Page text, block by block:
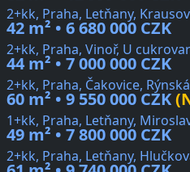
2+kk, Praha, Letňany,
42 m² • 6 680 000 CZK
2+kk, Praha, Vinoř, U
44 m² • 7 000 000 CZK
2+kk, Praha, Čakovice, Rýnská
60 m² • 9 550 000 CZK
1+kk, Praha, Letňany,
49 m² • 7 800 000 CZK
2+kk, Praha, Letňany,